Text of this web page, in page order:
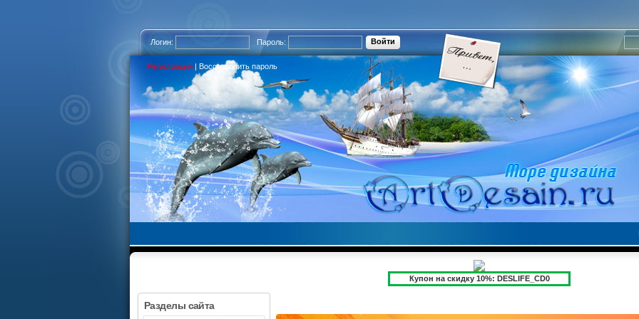
Логин: Пароль:
Регистрация | Восстановить пароль
Купон на скидку 10%: DESLIFE_CD0
Разделы сайта